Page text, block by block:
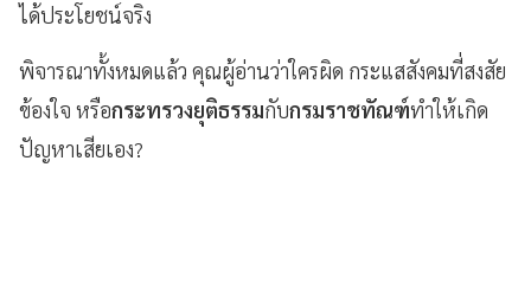
ได้ประโยชน์จริง
พิจารณาทั้งหมดแล้ว คุณผู้อ่านว่าใครผิด กระแสสังคมที่สงสัย
ข้องใจ หรือกระทรวงยุติธรรมกับกรมราชทัณฑ์ทำให้เกิด
ปัญหาเสียเอง?